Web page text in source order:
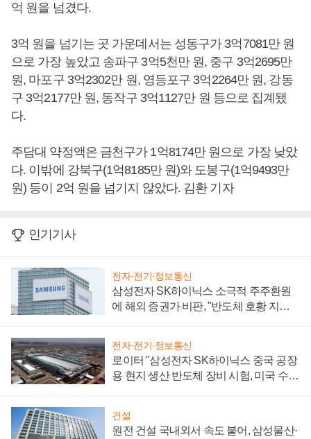
억 원을 넘겼다.
3억 원을 넘기는 곳 가운데서는 성동구가 3억7081만 원
으로 가장 높았고 송파구 3억5천만 원, 중구 3억2695만
원, 마포구 3억2302만 원, 영등포구 3억2264만 원, 강동
구 3억2177만 원, 동작구 3억1127만 원 등으로 집계됐
다.
주담대 약정액은 금천구가 1억8174만 원으로 가장 낮았
다. 이밖에 강북구(1억8185만 원)와 도봉구(1억9493만
원) 등이 2억 원을 넘기지 않았다. 김환 기자
인기기사
전자·전기·정보통신
삼성전자 SK하이닉스 소극적 주주환원
에 해외 증권가 비판, "반도체 호황 지속
전자·전기·정보통신
로이터 "삼성전자 SK하이닉스 중국 공장
용 현지 생산 반도체 장비 시험, 미국 수출
건설
원전 건설 국내외서 속도 붙어, 삼성물산·